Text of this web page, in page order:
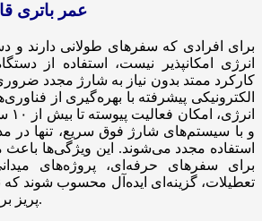
عمر باتری
برای افرادی که سفرهای طولانی دارند و
انرژی امکانپذیر نیست، استفاده از
کارکرد ممتد بدون نیاز به شارژ مجدد
الکترونیکی پیشرفته با بهره‌گیری از
و با سیستم‌های شارژ فوق سریع، تنها در
استفاده مجدد می‌شوند. این ویژگی‌ها باعث
برای سفرهای حرفه‌ای، پروژه‌های
تعطیلات، گزینه‌ای ایده‌آل محسوب شوند که
پریز برق را به حداقل میرساند.